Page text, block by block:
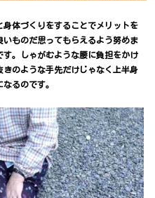
体づくりをすることでメリットを
ものだ思ってもらえるよう努めま
。しゃがむような腰に負担をかけ
のような手先だけじゃなく上半身
るのです。